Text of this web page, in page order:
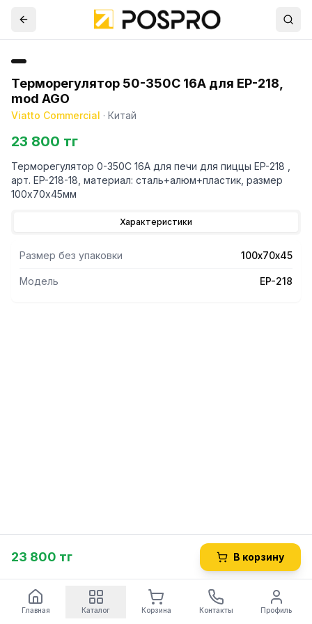
Терморегулятор 50-350С 16А для EP-218,
mod AGO
Viatto Commercial · Китай
23 800 тг
Терморегулятор 0-350С 16А для печи для пиццы EP-218 ,
арт. EP-218-18, материал: сталь+алюм+пластик, размер
100х70х45мм
Характеристики
Размер без упаковки 100х70х45
Модель EP-218
23 800 тг В корзину
Главная Каталог Корзина Контакты Профиль